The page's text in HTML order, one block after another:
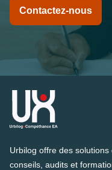
Contactez-nous
Urbilog offre des
conseils, audits et